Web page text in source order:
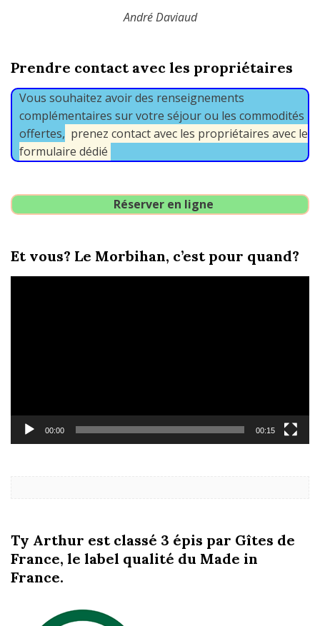
André Daviaud
Prendre contact avec les propriétaires
Vous souhaitez avoir des renseignements
complémentaires sur votre séjour ou les commodités
offertes, prenez contact avec les propriétaires avec le
formulaire dédié
Réserver en ligne
Et vous? Le Morbihan, c’est pour quand?
00:00 00:15
Ty Arthur est classé 3 épis par Gîtes de
France, le label qualité du Made in
France.